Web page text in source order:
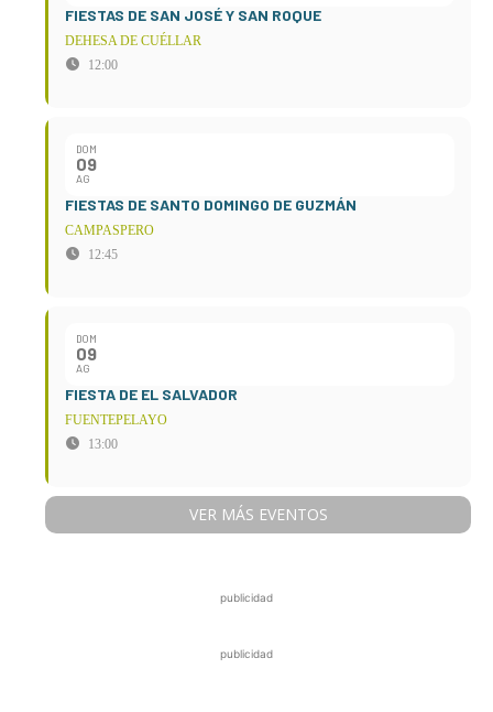
FIESTAS DE SAN JOSÉ Y SAN ROQUE
DEHESA DE CUÉLLAR
12:00
DOM
09
AG
FIESTAS DE SANTO DOMINGO DE GUZMÁN
CAMPASPERO
12:45
DOM
09
AG
FIESTA DE EL SALVADOR
FUENTEPELAYO
13:00
VER MÁS EVENTOS
publicidad
publicidad